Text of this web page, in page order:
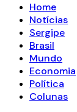
Home
Notícias
Sergipe
Brasil
Mundo
Economia
Política
Colunas